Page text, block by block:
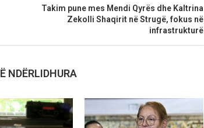
Takim pune mes Mendi Qyrës dhe Kaltrina
Zekolli Shaqirit në Strugë, fokus në
infrastrukturë
NDËRLIDHURA